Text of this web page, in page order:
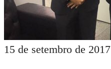
15 de setembro de 2017